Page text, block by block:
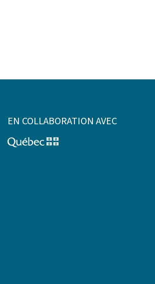
EN COLLABORATION AVEC